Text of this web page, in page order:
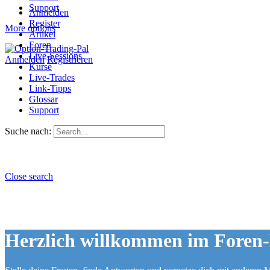
Support
More options
Anmelden Registrieren
Anmelden
Register
Artikel
Foren
Live-Sessions
Kurse
Live-Trades
Link-Tipps
Glossar
Support
Suche nach:
Close search
Herzlich willkommen im